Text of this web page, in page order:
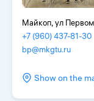
Майкоп, ул
+7 (960) 437-81-30
bp@mkgtu.ru
Show on the